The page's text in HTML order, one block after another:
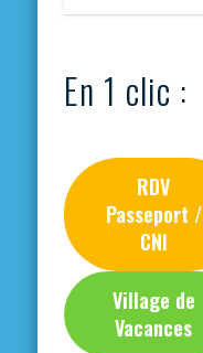
En 1 clic :
RDV
Passeport /
CNI
Village de
Vacances